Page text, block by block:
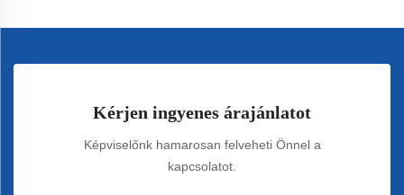
Kérjen ingyenes árajánlatot
Képviselőnk hamarosan felveheti Önnel a
kapcsolatot.